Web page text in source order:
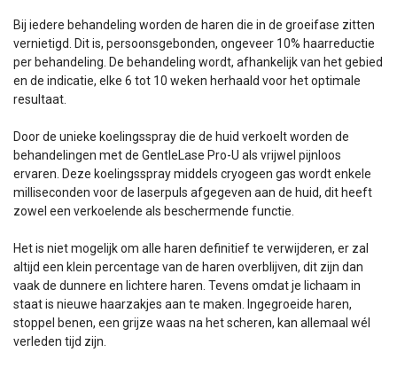
Bij iedere behandeling worden de haren die in de groeifase zitten
vernietigd. Dit is, persoonsgebonden, ongeveer 10% haarreductie
per behandeling. De behandeling wordt, afhankelijk van het gebied
en de indicatie, elke 6 tot 10 weken herhaald voor het optimale
resultaat.
Door de unieke koelingsspray die de huid verkoelt worden de
behandelingen met de GentleLase Pro-U als vrijwel pijnloos
ervaren. Deze koelingsspray middels cryogeen gas wordt enkele
milliseconden voor de laserpuls afgegeven aan de huid, dit heeft
zowel een verkoelende als beschermende functie.
Het is niet mogelijk om alle haren definitief te verwijderen, er zal
altijd een klein percentage van de haren overblijven, dit zijn dan
vaak de dunnere en lichtere haren. Tevens omdat je lichaam in
staat is nieuwe haarzakjes aan te maken. Ingegroeide haren,
stoppel benen, een grijze waas na het scheren, kan allemaal wél
verleden tijd zijn.